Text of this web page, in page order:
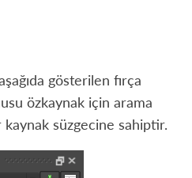
gösterilen fırça
özkaynak için arama
süzgecine sahiptir.